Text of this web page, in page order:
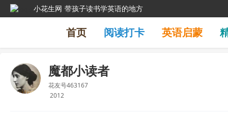
小花生网 带孩子读书学英语的地方
首页 阅读打卡 英语启蒙
魔都小读者
花友号463167
2012